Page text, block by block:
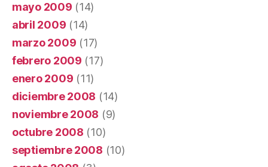
mayo 2009 (14)
abril 2009 (14)
marzo 2009 (17)
febrero 2009 (17)
enero 2009 (11)
diciembre 2008 (14)
noviembre 2008 (9)
octubre 2008 (10)
septiembre 2008 (10)